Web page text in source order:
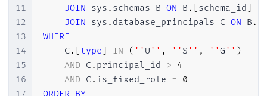
11
12
13
14
15
16
JOIN sys . schemas B ON B . [schema_id]
JOIN sys . database_principals C ON B .
WHERE
    C
. [type] IN ( '' U '' , '' S '' , ''G '' )
AND C. principal_id > 4
AND C. is_fixed_role = 0